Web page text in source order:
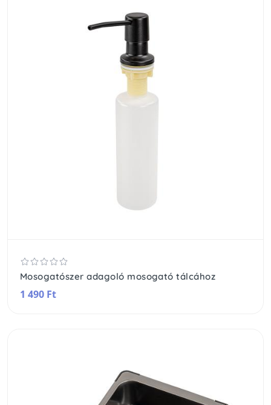
Mosogatószer adagoló mosogató tálcához
1 490 Ft